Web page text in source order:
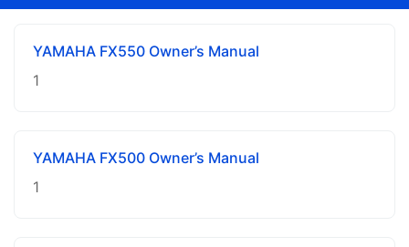
YAMAHA FX550 Owner’s Manual
1
YAMAHA FX500 Owner’s Manual
1